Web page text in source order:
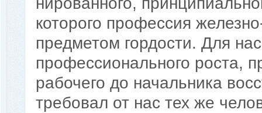
которого профессия
предметом гордости. Для
профессионального роста,
рабочего до начальника
требовал от нас тех же